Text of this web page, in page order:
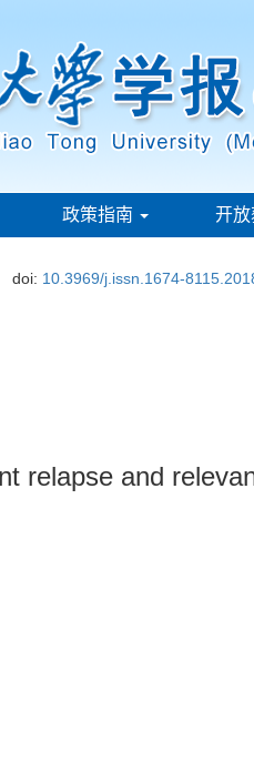
政策指南 开放
doi: 10.3969/j.issn.1674-
relapse and